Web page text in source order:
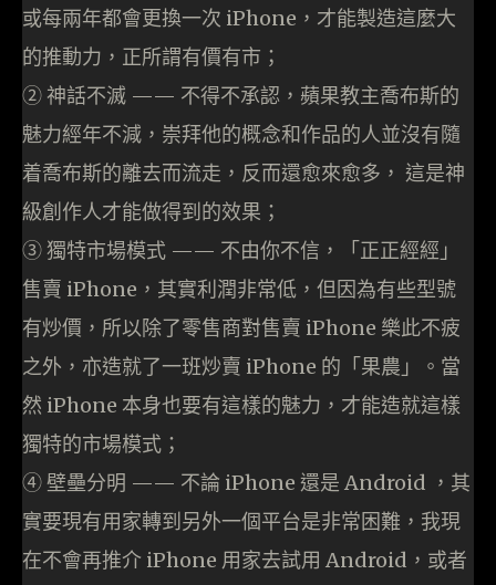
或每兩年都會更換一次 iPhone，才能製造這麼大
的推動力，正所謂有價有市；
② 神話不滅 —— 不得不承認，蘋果教主喬布斯的
魅力經年不減，崇拜他的概念和作品的人並沒有隨
着喬布斯的離去而流走，反而還愈來愈多， 這是神
級創作人才能做得到的效果；
③ 獨特市場模式 —— 不由你不信，「正正經經」
售賣 iPhone，其實利潤非常低，但因為有些型號
有炒價，所以除了零售商對售賣 iPhone 樂此不疲
之外，亦造就了一班炒賣 iPhone 的「果農」。當
然 iPhone 本身也要有這樣的魅力，才能造就這樣
獨特的市場模式；
④ 壁壘分明 —— 不論 iPhone 還是 Android ，其
實要現有用家轉到另外一個平台是非常困難，我現
在不會再推介 iPhone 用家去試用 Android，或者